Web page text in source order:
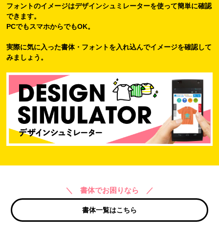
フォントのイメージはデザインシュミレーターを使って簡単に確認
できます。
PCでもスマホからでもOK。
実際に気に入った書体・フォントを入れ込んでイメージを確認して
みましょう。
＼ 書体でお困りなら ／
書体一覧はこちら